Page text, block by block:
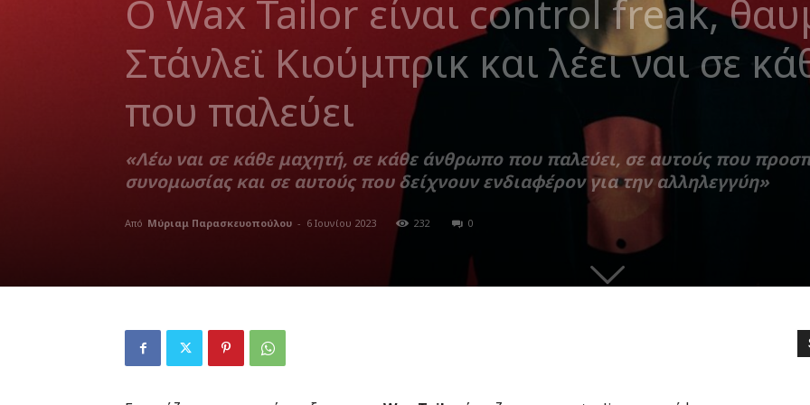
Ο Wax Tailor είναι control freak,
Στάνλεϊ Κιούμπρικ και λέει ναι σε
που παλεύει
«Λέω ναι σε κάθε μαχητή, σε κάθε άνθρωπο που παλεύει, σε αυτούς που
συνομωσίας και σε αυτούς που δείχνουν ενδιαφέρον για την αλληλεγγύη»
Από Μύριαμ Παρασκευοπούλου - 6 Ιουνίου 2023 232 0